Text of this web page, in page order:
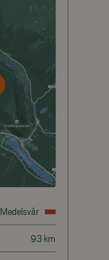
Medelsvår
93 km